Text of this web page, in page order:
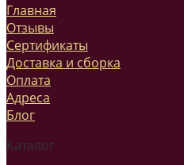
Главная
Отзывы
Сертификаты
Доставка и сборка
Оплата
Адреса
Блог
Каталог